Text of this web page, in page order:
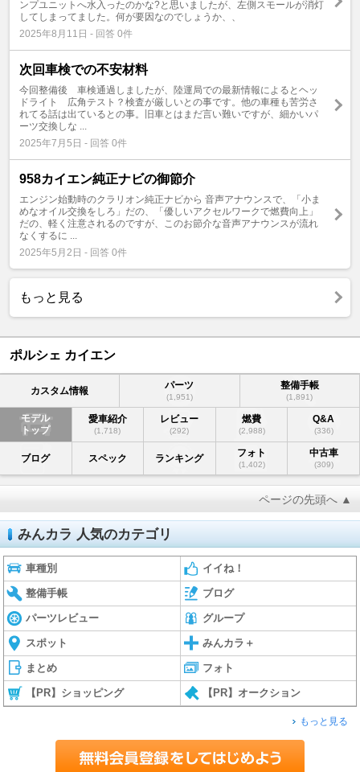
ンプユニットへ水入ったのかな?と思いましたが、左側スモールが消灯
してしまってました。何が要因なのでしょうか、、
2025年8月11日 - 回答 0件
次回車検での不安材料
今回整備後 車検通過しましたが、陸運局での最新情報によるとヘッ
ドライト 広角テスト？検査が厳しいとの事です。他の車種も苦労さ
れてる話は出ているとの事。旧車とはまだ言い難いですが、細かいパ
ーツ交換しな ...
2025年7月5日 - 回答 0件
958カイエン純正ナビの御節介
エンジン始動時のクラリオン純正ナビから 音声アナウンスで、「小ま
めなオイル交換をしろ」だの、「優しいアクセルワークで燃費向上」
だの、軽く注意されるのですが、このお節介な音声アナウンスが流れ
なくするに ...
2025年5月2日 - 回答 0件
もっと見る
ポルシェ カイエン
カスタム情報 パーツ
(1,951)
整備手帳
(1,891)
モデル
トップ
愛車紹介
(1,718)
レビュー
(292)
燃費
(2,988)
Q&A
(336)
ブログ スペック ランキング フォト
(1,402)
中古車
(309)
ページの先頭へ ▲
みんカラ 人気のカテゴリ
車種別 イイね！
整備手帳 ブログ
パーツレビュー グループ
スポット みんカラ＋
まとめ フォト
【PR】ショッピング 【PR】オークション
もっと見る